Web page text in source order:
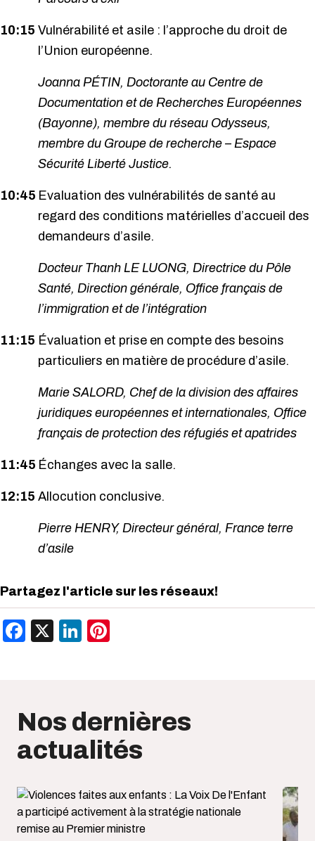
10:15 Vulnérabilité et asile : l’approche du droit de
l’Union européenne.
Joanna PÉTIN, Doctorante au Centre de
Documentation et de Recherches Européennes
(Bayonne), membre du réseau Odysseus,
membre du Groupe de recherche – Espace
Sécurité Liberté Justice.
10:45 Evaluation des vulnérabilités de santé au
regard des conditions matérielles d’accueil des
demandeurs d’asile.
Docteur Thanh LE LUONG, Directrice du Pôle
Santé, Direction générale, Office français de
l’immigration et de l’intégration
11:15 Évaluation et prise en compte des besoins
particuliers en matière de procédure d’asile.
Marie SALORD, Chef de la division des affaires
juridiques européennes et internationales, Office
français de protection des réfugiés et apatrides
11:45 Échanges avec la salle.
12:15 Allocution conclusive.
Pierre HENRY, Directeur général, France terre
d’asile
Partagez l'article sur les réseaux!
Facebook
X LinkedIn
Nos dernières
actualités